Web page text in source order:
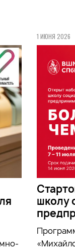
1 ИЮНЯ 2026
школу